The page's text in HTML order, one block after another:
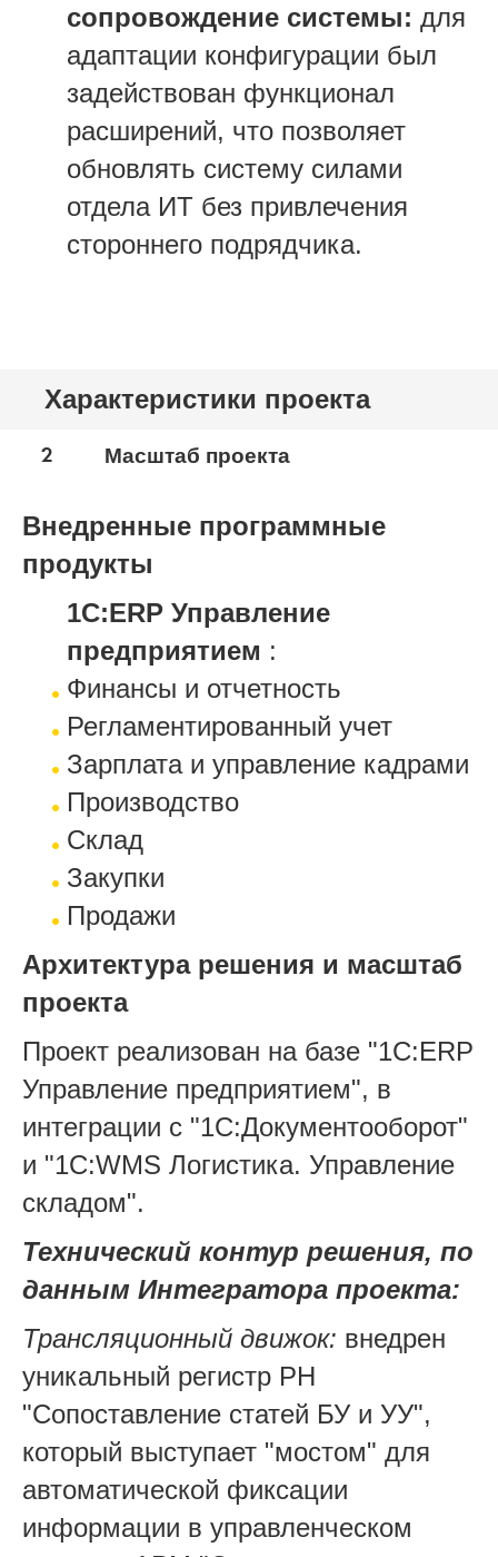
сопровождение системы: для
адаптации конфигурации был
задействован функционал
расширений, что позволяет
обновлять систему силами
отдела ИТ без привлечения
стороннего подрядчика.
Характеристики проекта
2 Масштаб проекта
Внедренные программные
продукты
1С:ERP Управление
предприятием :
Финансы и отчетность
Регламентированный учет
Зарплата и управление кадрами
Производство
Склад
Закупки
Продажи
Архитектура решения и масштаб
проекта
Проект реализован на базе "1С:ERP
Управление предприятием", в
интеграции с "1С:Документооборот"
и "1С:WMS Логистика. Управление
складом".
Технический контур решения, по
данным Интегратора проекта:
Трансляционный движок: внедрен
уникальный регистр РН
"Сопоставление статей БУ и УУ",
который выступает "мостом" для
автоматической фиксации
информации в управленческом